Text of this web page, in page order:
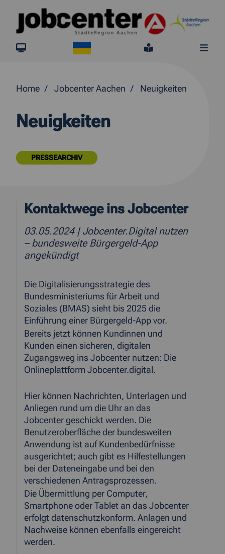
Springe direkt zum Inhalt
jobcenter.digital
Leichte
Home Jobcenter Aachen Neuigkeiten
Neuigkeiten
PRESSEARCHIV
Kontaktwege ins Jobcenter
03.05.2024 | Jobcenter.Digital nutzen
– bundesweite Bürgergeld-App
angekündigt
Die Digitalisierungsstrategie des
Bundesministeriums für Arbeit und
Soziales (BMAS) sieht bis 2025 die
Einführung einer Bürgergeld-App vor.
Bereits jetzt können Kundinnen und
Kunden einen sicheren, digitalen
Zugangsweg ins Jobcenter nutzen: Die
Onlineplattform Jobcenter.digital.
Hier können Nachrichten, Unterlagen und
Anliegen rund um die Uhr an das
Jobcenter geschickt werden. Die
Benutzeroberfläche der bundesweiten
Anwendung ist auf Kundenbedürfnisse
ausgerichtet; auch gibt es Hilfestellungen
bei der Dateneingabe und bei den
verschiedenen Antragsprozessen.
Die Übermittlung per Computer,
Smartphone oder Tablet an das Jobcenter
erfolgt datenschutzkonform. Anlagen und
Nachweise können ebenfalls eingereicht
werden.